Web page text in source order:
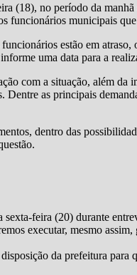
(18), no período da
funcionários municipais que
estão em
uma data para a
com a situação, além da
as principais
dentro das
feira (20) durante
executar, mesmo
da prefeitura para